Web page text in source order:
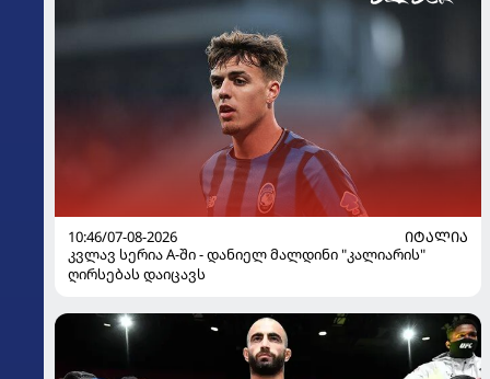
10:46/07-08-2026
ᲘᲢᲐᲚᲘᲐ
კვლავ სერია A-ში - დანიელ მალდინი "კალიარის"
ღირსებას დაიცავს